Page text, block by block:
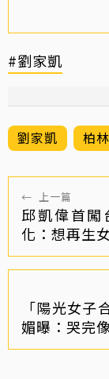
#劉家凱
劉家凱 柏
← 上一篇
邱凱偉首
化：想再生
「陽光女子
媚曝：哭完